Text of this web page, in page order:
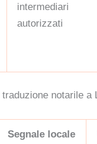
intermediari
autorizzati
notarile a
Segnale locale